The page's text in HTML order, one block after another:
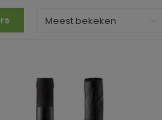
Meest bekeken